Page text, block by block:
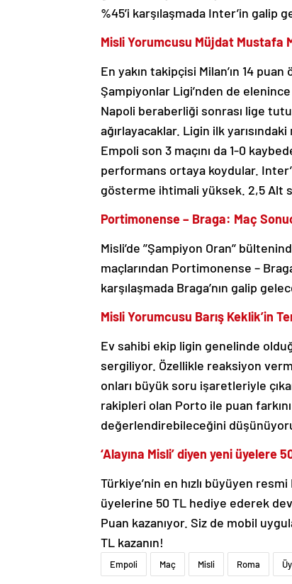
%45’i karşılaşmada Inter’in galip
Misli Yorumcusu Müjdat Mustafa
En yakın takipçisi Milan’ın 14
Şampiyonlar Ligi’nden de
Napoli beraberliği sonrası lige
ağırlayacaklar. Ligin ilk
Empoli son 3 maçını da 1-0
performans ortaya koydular.
gösterme ihtimali yüksek. 2,5 Alt
Portimonense – Braga: Maç
Misli’de ’’Şampiyon Oran’’
maçlarından Portimonense –
karşılaşmada Braga’nın galip
Misli Yorumcusu Barış Keklik’in
Ev sahibi ekip ligin genelinde
sergiliyor. Özellikle reaksiyon
onları büyük soru işaretleriyle
rakipleri olan Porto ile puan
değerlendirebileceğini
‘Alayına Misli’ diyen yeni üyelere
Türkiye’nin en hızlı büyüyen
üyelerine 50 TL hediye ederek
Puan kazanıyor. Siz de mobil
TL kazanın!
Empoli Maç Misli Roma